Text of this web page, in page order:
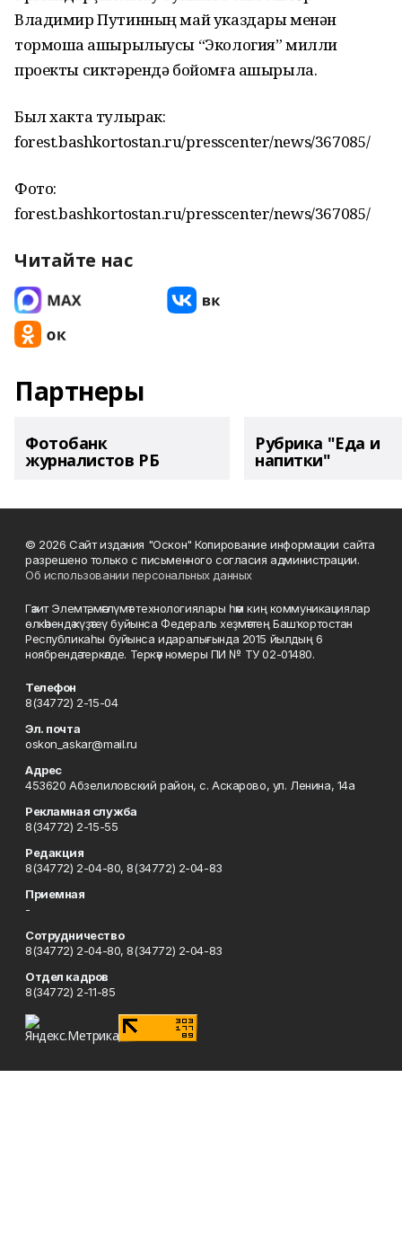
Владимир Путинның май указдары менән
тормошҡа ашырылыусы “Экология” милли
проекты сиктәрендә бойомға ашырыла.
Был хакта тулырак:
forest.bashkortostan.ru/presscenter/news/367085/
Фото:
forest.bashkortostan.ru/presscenter/news/367085/
Читайте нас
Партнеры
Фотобанк
журналистов РБ
Рубрика "Еда и
напитки"
© 2026 Сайт издания "Оскон" Копирование информации сайта
разрешено только с письменного согласия администрации.
Об использовании персональных данных
Гәзит Элемтә, мәғлүмәт технологиялары һәм киң коммуникациялар
өлкәһендә күҙәтеү буйынса Федераль хеҙмәттең Башҡортостан
Республикаһы буйынса идаралығында 2015 йылдың 6
ноябрендә теркәлде. Теркәү номеры ПИ № ТУ 02-01480.
Телефон
8(34772) 2-15-04
Эл. почта
oskon_askar@mail.ru
Адрес
453620 Абзелиловский район, с. Аскарово, ул. Ленина, 14а
Рекламная служба
8(34772) 2-15-55
Редакция
8(34772) 2-04-80, 8(34772) 2-04-83
Приемная
-
Сотрудничество
8(34772) 2-04-80, 8(34772) 2-04-83
Отдел кадров
8(34772) 2-11-85